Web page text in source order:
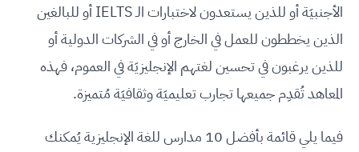
الأجنبيَة أو للذين يستعدون لاختبارات الـ IELTS أو للبالغين
الذين يخططون للعمل في الخارج أو في الشركات الدولية أو
للذين يرغبون في تحسين لغتهم الإنجليزيَة في العموم، فهذه
المعاهد تُقدِم جميعها تجارب تعليميَة وثقافيَة مُتميزة.
فيما يلي قائمة بأفضل 10 مدارس للغة الإنجليزية يُمكنك